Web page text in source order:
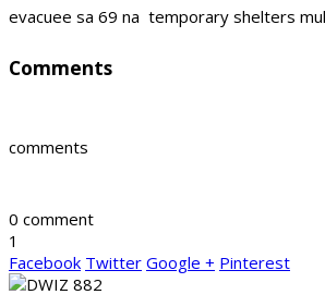
evacuee sa 69 na temporary shelters
Comments
comments
0 comment
1
Facebook Twitter Google + Pinterest